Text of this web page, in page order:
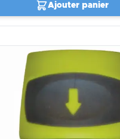
Ajouter panier